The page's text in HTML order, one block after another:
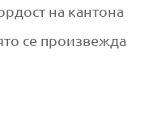
на кантона
се произвежда